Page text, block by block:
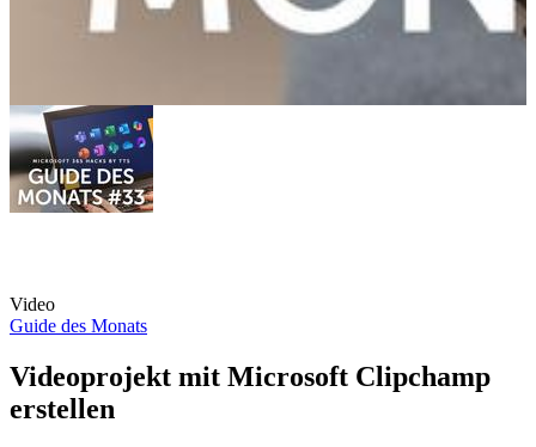
Video
Guide des Monats
Videoprojekt mit Microsoft Clipchamp
erstellen